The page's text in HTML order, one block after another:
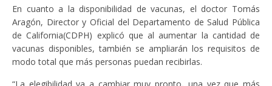
En cuanto a la disponibilidad de vacunas, el doctor Tomás
Aragón, Director y Oficial del Departamento de Salud Pública
de California(CDPH) explicó que al aumentar la cantidad de
vacunas disponibles, también se ampliarán los requisitos de
modo total que más personas puedan recibirlas.